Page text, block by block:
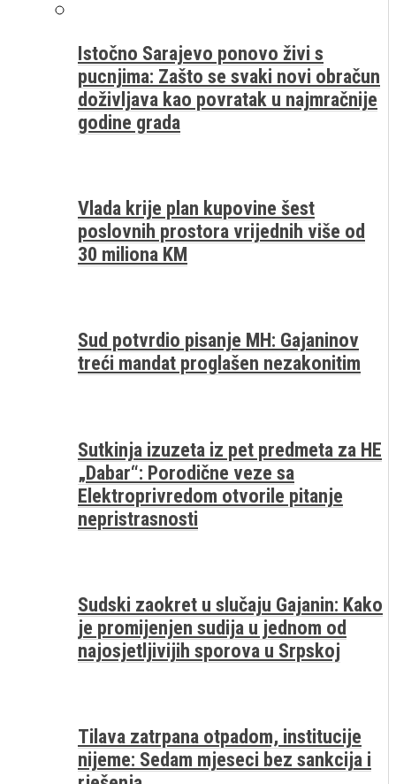
Istočno Sarajevo ponovo živi s
pucnjima: Zašto se svaki novi obračun
doživljava kao povratak u najmračnije
godine grada
Vlada krije plan kupovine šest
poslovnih prostora vrijednih više od
30 miliona KM
Sud potvrdio pisanje MH: Gajaninov
treći mandat proglašen nezakonitim
Sutkinja izuzeta iz pet predmeta za HE
„Dabar“: Porodične veze sa
Elektroprivredom otvorile pitanje
nepristrasnosti
Sudski zaokret u slučaju Gajanin: Kako
je promijenjen sudija u jednom od
najosjetljivijih sporova u Srpskoj
Tilava zatrpana otpadom, institucije
nijeme: Sedam mjeseci bez sankcija i